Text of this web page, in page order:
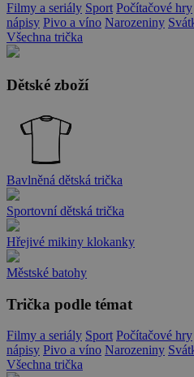
Filmy a seriály Sport Počítačové hry
nápisy Pivo a víno Narozeniny
Všechna trička
Dětské zboží
Bavlněná dětská trička
Sportovní dětská trička
Hřejivé mikiny klokanky
Městské batohy
Trička podle témat
Filmy a seriály Sport Počítačové hry
nápisy Pivo a víno Narozeniny
Všechna trička